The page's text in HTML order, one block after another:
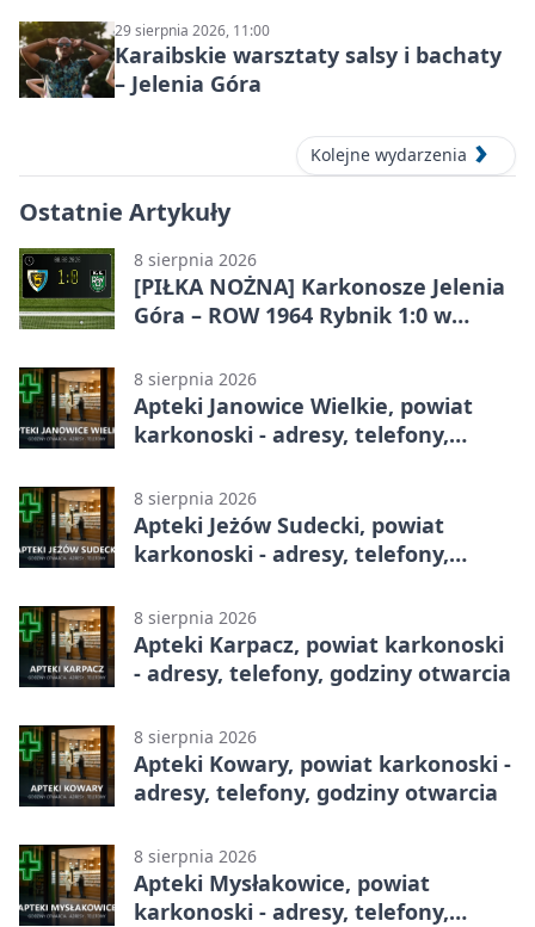
29 sierpnia 2026, 11:00
Karaibskie warsztaty salsy i bachaty
– Jelenia Góra
Kolejne wydarzenia
Ostatnie Artykuły
8 sierpnia 2026
[PIŁKA NOŻNA] Karkonosze Jelenia
Góra – ROW 1964 Rybnik 1:0 w
8 sierpnia 2026
Apteki Janowice Wielkie, powiat
karkonoski - adresy, telefony,
8 sierpnia 2026
Apteki Jeżów Sudecki, powiat
karkonoski - adresy, telefony,
8 sierpnia 2026
Apteki Karpacz, powiat karkonoski
- adresy, telefony, godziny otwarcia
8 sierpnia 2026
Apteki Kowary, powiat karkonoski -
adresy, telefony, godziny otwarcia
8 sierpnia 2026
Apteki Mysłakowice, powiat
karkonoski - adresy, telefony,